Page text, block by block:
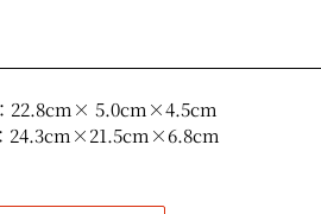
22.8cm× 5.0cm×4.5cm